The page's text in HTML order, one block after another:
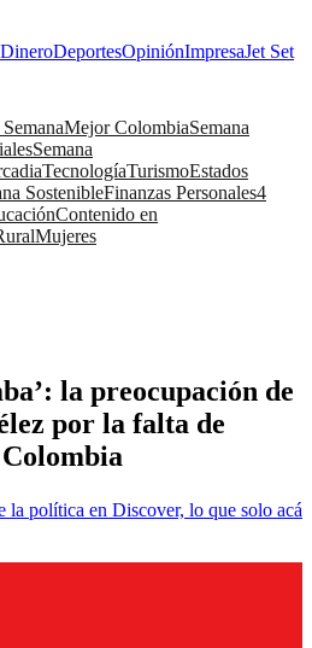
DineroDeportesOpiniónImpresaJet Set
Mejor ColombiaSemana
Semana
TecnologíaTurismoEstados
SostenibleFinanzas Personales4
Contenido en
Mujeres
la preocupación de
por la falta de
la política en Discover, lo que solo acá